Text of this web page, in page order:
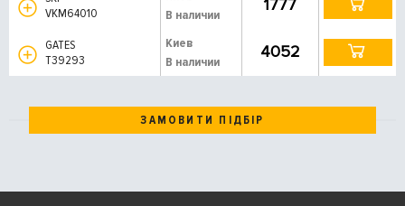
VKM64010
В наличии
1777
GATES
T39293
Киев
В наличии
4052
ЗАМОВИТИ ПІДБІР